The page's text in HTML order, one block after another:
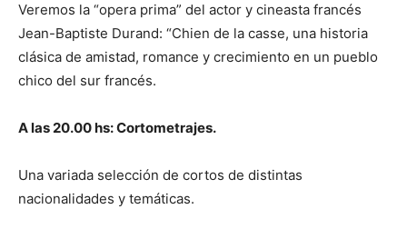
Veremos la “opera prima” del actor y cineasta francés
Jean-Baptiste Durand: “Chien de la casse, una historia
clásica de amistad, romance y crecimiento en un pueblo
chico del sur francés.
A las 20.00 hs: Cortometrajes.
Una variada selección de cortos de distintas
nacionalidades y temáticas.